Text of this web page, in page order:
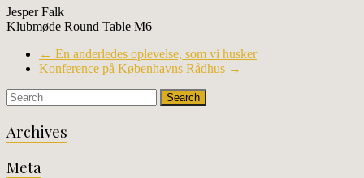
Jesper Falk
Klubmøde Round Table M6
← En anderledes oplevelse, som vi husker
Konference på Københavns Rådhus →
Archives
Meta